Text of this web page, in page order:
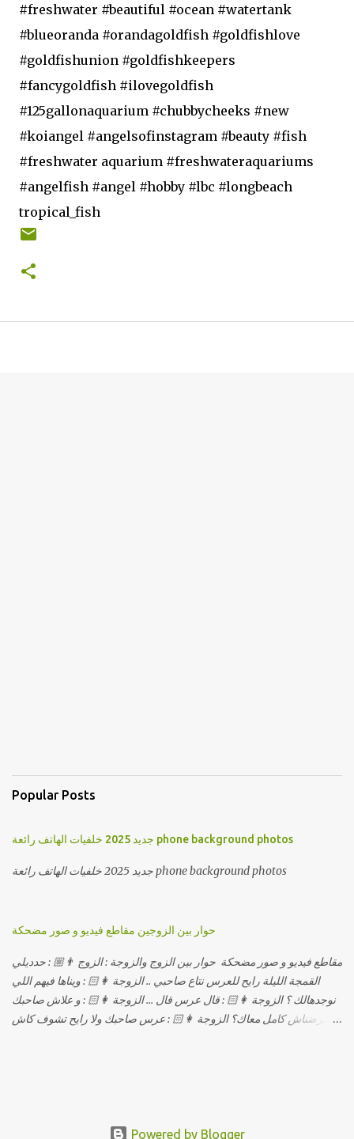
#freshwater #beautiful #ocean #watertank
#blueoranda #orandagoldfish #goldfishlove
#goldfishunion #goldfishkeepers
#fancygoldfish #ilovegoldfish
#125gallonaquarium #chubbycheeks #new
#koiangel #angelsofinstagram #beauty #fish
#freshwater aquarium #freshwateraquariums
#angelfish #angel #hobby #lbc #longbeach
tropical_fish
Popular Posts
جديد 2025 خلفيات الهاتف رائعة phone background photos
جديد 2025 خلفيات الهاتف رائعة phone background photos
حوار بين الزوجين مقاطع فيديو و صور مضحكة
مقاطع فيديو و صور مضحكة حوار بين الزوج والزوجة : الزوج 👨🏼 : حدديلي
القمجة الليلة رايح للعرس نتاع صاحبي .. الزوجة 👩🏻 : ويناها فيهم اللي
نوجدهالك ؟ الزوجة 👩🏻 : قال عرس قال ... الزوجة 👩🏻 : و علاش صاحبك
ماعرضناش كامل معاك؟ الزوجة 👩🏻 : عرس صاحبك ولا رايح تشوف كاش
مديتهالي .. واقيلا تحسب روحك شريتني بيهم ؟ الزوجة 👩🏻 : فالح غير في
Powered by Blogger